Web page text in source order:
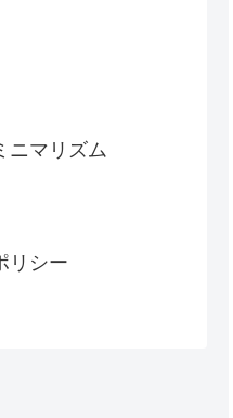
ニマリズム
リシー